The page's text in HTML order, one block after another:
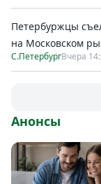
Петербуржцы
на Московском
С.ПетербургВчера
Анонсы